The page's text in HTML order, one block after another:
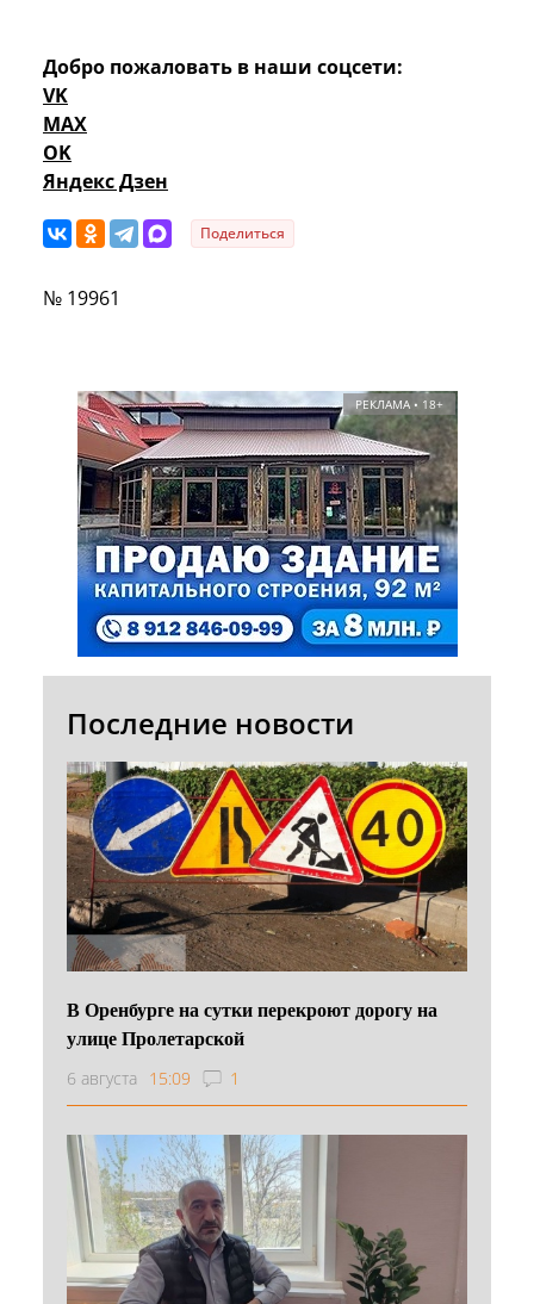
Добро пожаловать в наши соцсети:
VK
MAX
OK
Яндекс Дзен
Поделиться
№ 19961
РЕКЛАМА • 18+
Последние новости
В Оренбурге на сутки перекроют дорогу на
улице Пролетарской
6 августа 15:09 1